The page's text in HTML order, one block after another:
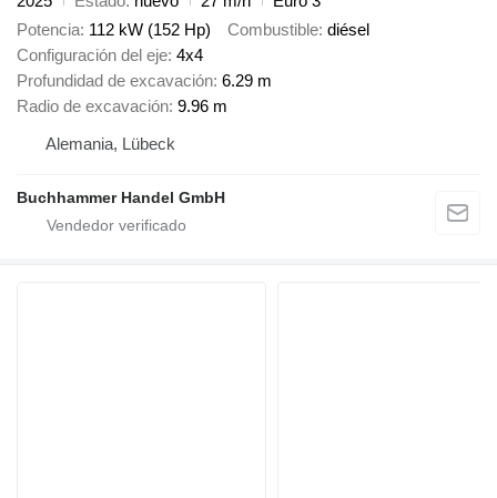
Potencia 112 kW (152 Hp) Combustible diésel
Configuración del eje 4x4
Profundidad de excavación 6.29 m
Radio de excavación 9.96 m
Alemania, Lübeck
Buchhammer Handel GmbH